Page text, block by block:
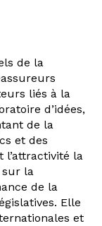
de la
liés à la
d’idées,
de la
et des
l’attractivité la
sur la
de la
Elle
et